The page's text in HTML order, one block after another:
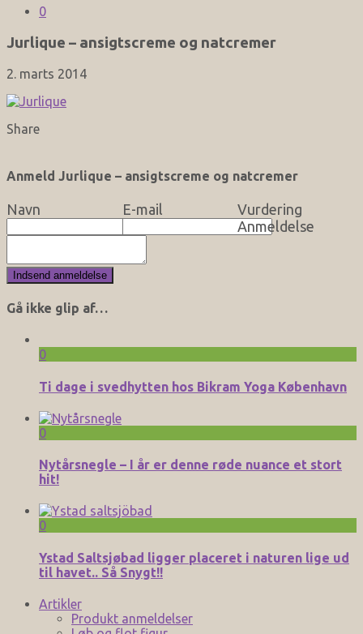
0
Jurlique – ansigtscreme og natcremer
2. marts 2014
Share
Anmeld Jurlique – ansigtscreme og natcremer
Navn E-mail
Vurdering
Anmeldelse
Gå ikke glip af…
0
Ti dage i svedhytten hos Bikram Yoga København
0
Nytårsnegle – I år er denne røde nuance et stort
hit!
0
Ystad Saltsjøbad ligger placeret i naturen lige ud
til havet.. Så Snygt!!
Artikler
Produkt anmeldelser